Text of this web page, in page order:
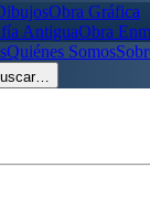
Obra Gráfica
AntiguaObra
Quiénes Somos
…